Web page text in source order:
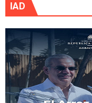
IAD